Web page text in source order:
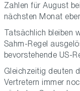
Zahlen für August
nächsten Monat
Tatsächlich bleiben
Sahm-Regel
bevorstehende US-
Gleichzeitig deuten
Vertretern immer